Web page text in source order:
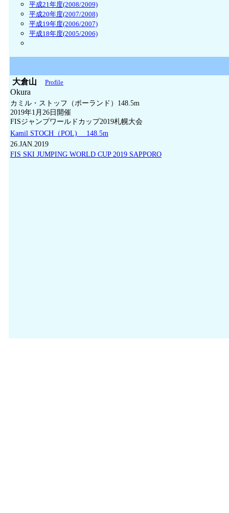
平成21年度(2008/2009)
平成20年度(2007/2008)
平成19年度(2006/2007)
平成18年度(2005/2006)
大倉山 Profile
Okura
カミル・ストッフ（ポーランド）148.5m
2019年1月26日開催
FISジャンプワールドカップ2019札幌大会
Kamil STOCH（POL) 148.5m
26.JAN.2019
FIS SKI JUMPING WORLD CUP 2019 SAPPORO